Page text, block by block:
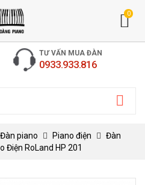
0
TƯ VẤN MUA ĐÀN
0933.933.816
Đàn piano Piano điện
Đàn
Điện RoLand HP 201